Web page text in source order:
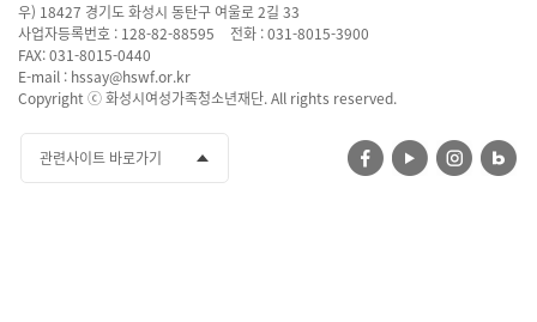
관련사이트 바로가기
우) 18427 경기도 화성시 동탄구 여울로 2길 33
사업자등록번호 : 128-82-88595
전화 : 031-8015-3900
FAX: 031-8015-0440
E-mail : hssay@hswf.or.kr
Copyright ⓒ 화성시여성가족청소년재단. All rights reserved.